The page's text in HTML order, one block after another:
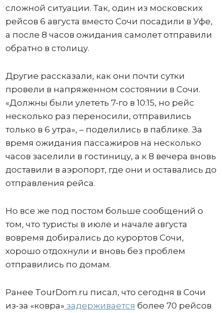
сложной ситуации. Так, один из московских
рейсов 6 августа вместо Сочи посадили в Уфе,
а после 8 часов ожидания самолет отправили
обратно в столицу.
Другие рассказали, как они почти сутки
провели в напряженном состоянии в Сочи.
«Должны были улететь 7-го в 10:15, но рейс
несколько раз переносили, отправились
только в 6 утра», – поделились в паблике. За
время ожидания пассажиров на несколько
часов заселили в гостиницу, а к 8 вечера вновь
доставили в аэропорт, где они и оставались до
отправления рейса.
Но все же под постом больше сообщений о
том, что туристы в июле и начале августа
вовремя добирались до курортов Сочи,
хорошо отдохнули и вновь без проблем
отправились по домам.
Ранее TourDom.ru писал, что сегодня в Сочи
из-за «ковра» задерживается более 70 рейсов